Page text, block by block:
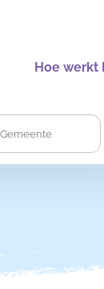
Hoe werkt